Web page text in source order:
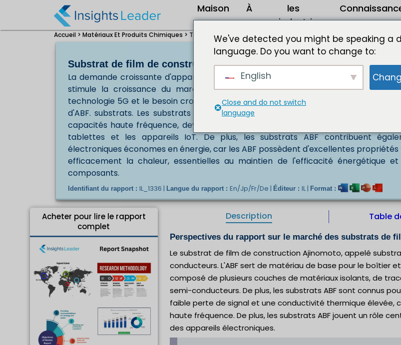
Maison
À
propos
les
industries
Accueil > Matériaux Et Produits Chimiques > Taille du marché des substrats de film de construction Ajinomoto
Substrat de film de construction Ajinomoto (ABF) Marché Taille USD
La demande croissante d'appareils électroniques plus petits, plus rapides et plus
stimule la croissance du marché des substrats Ajinomoto Build-up Film
technologie 5G et le besoin croissant de transmission de données à haut débit
d'ABF. substrats. Les substrats ABF jouent un rôle crucial en offrant une faible
capacités haute fréquence, devenant ainsi idéaux pour les applications telles que
tablettes et les appareils IoT. De plus, les substrats ABF contribuent
électroniques économes en énergie, car les ABF possèdent d'excellentes
efficacement la chaleur, essentielles au maintien de l'efficacité énergétique
composants.
Identifiant du rapport : IL_1336 | Langue du rapport : En/Jp/Fr/De | Éditeur : IL | Format :
Acheter pour lire le rapport
complet
Description Table
Perspectives du rapport sur le marché des substrats de
Le substrat de film de construction Ajinomoto, appelé
conducteurs. L'ABF sert de matériau de base pour le boîtier
composé de plusieurs couches de matériaux isolants, de
semi-conducteurs. De plus, les substrats ABF sont connus
faible perte de signal et une conductivité thermique élevée,
haute fréquence. De plus, les substrats ABF jouent un rôle
des appareils électroniques.
We've detected you might be speaking a
language. Do you want to change to:
English
Close and do not switch
language